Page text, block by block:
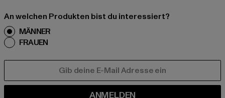
An welchen Produkten bist du interessiert?
MÄNNER
FRAUEN
ANMELDEN